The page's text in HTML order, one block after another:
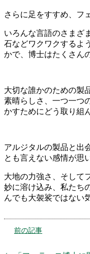
さらに足をすすめ、フ
いろんな言語のさまざ
石などワクワクするよ
かで、博士はたくさん
大切な誰かのための製
素晴らしさ、一つ一つ
かすためにどう取り組
アルジタルの製品と出
とも言えない感情が思
大地の力強さ、そして
妙に溶け込み、私たち
んでも大袈裟ではない
前の記事